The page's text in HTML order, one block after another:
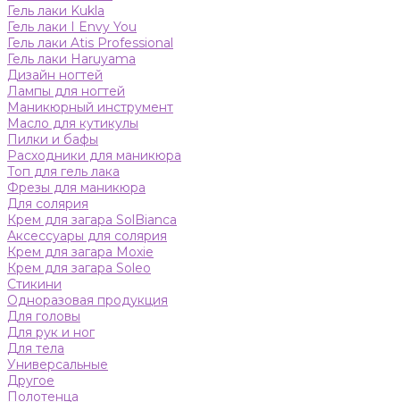
Гель лаки Kukla
Гель лаки I Envy You
Гель лаки Atis Professional
Гель лаки Haruyama
Дизайн ногтей
Лампы для ногтей
Маникюрный инструмент
Масло для кутикулы
Пилки и бафы
Расходники для маникюра
Топ для гель лака
Фрезы для маникюра
Для солярия
Крем для загара SolBianca
Аксессуары для солярия
Крем для загара Moxie
Крем для загара Soleo
Стикини
Одноразовая продукция
Для головы
Для рук и ног
Для тела
Универсальные
Другое
Полотенца